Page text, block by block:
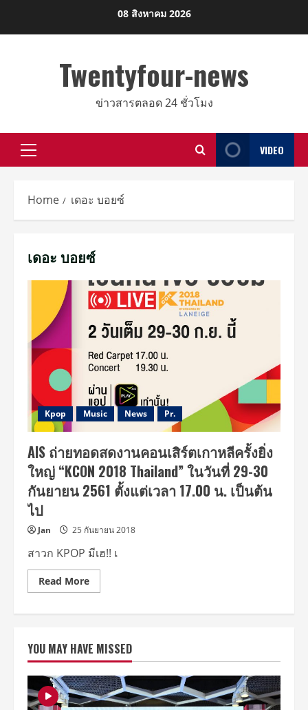
08 สิงหาคม 2026
Twentyfour-news
ข่าวสารตลอด 24 ชั่วโมง
Primary
VIDEO
Home เดอะ บอยซ์
เดอะ บอยซ์
Kpop Music News Pr.
AIS ถ่ายทอดสดงานคอนเสิร์ตเกาหลีครั้งยิ่ง
ใหญ่ “KCON 2018 Thailand” ในวันที่ 29-30
กันยายน 2561 ตั้งแต่เวลา 17.00 น. เป็นต้น
ไป
Jan 25 กันยายน 2018
สาวก KPOP มีเฮ!! เ
Read MoreRead
more
คอนเสิร์ต
เกาหลี
ครั้ง
ยิ่ง
ใหญ่
“KCON
2018
YOU MAY HAVE MISSED